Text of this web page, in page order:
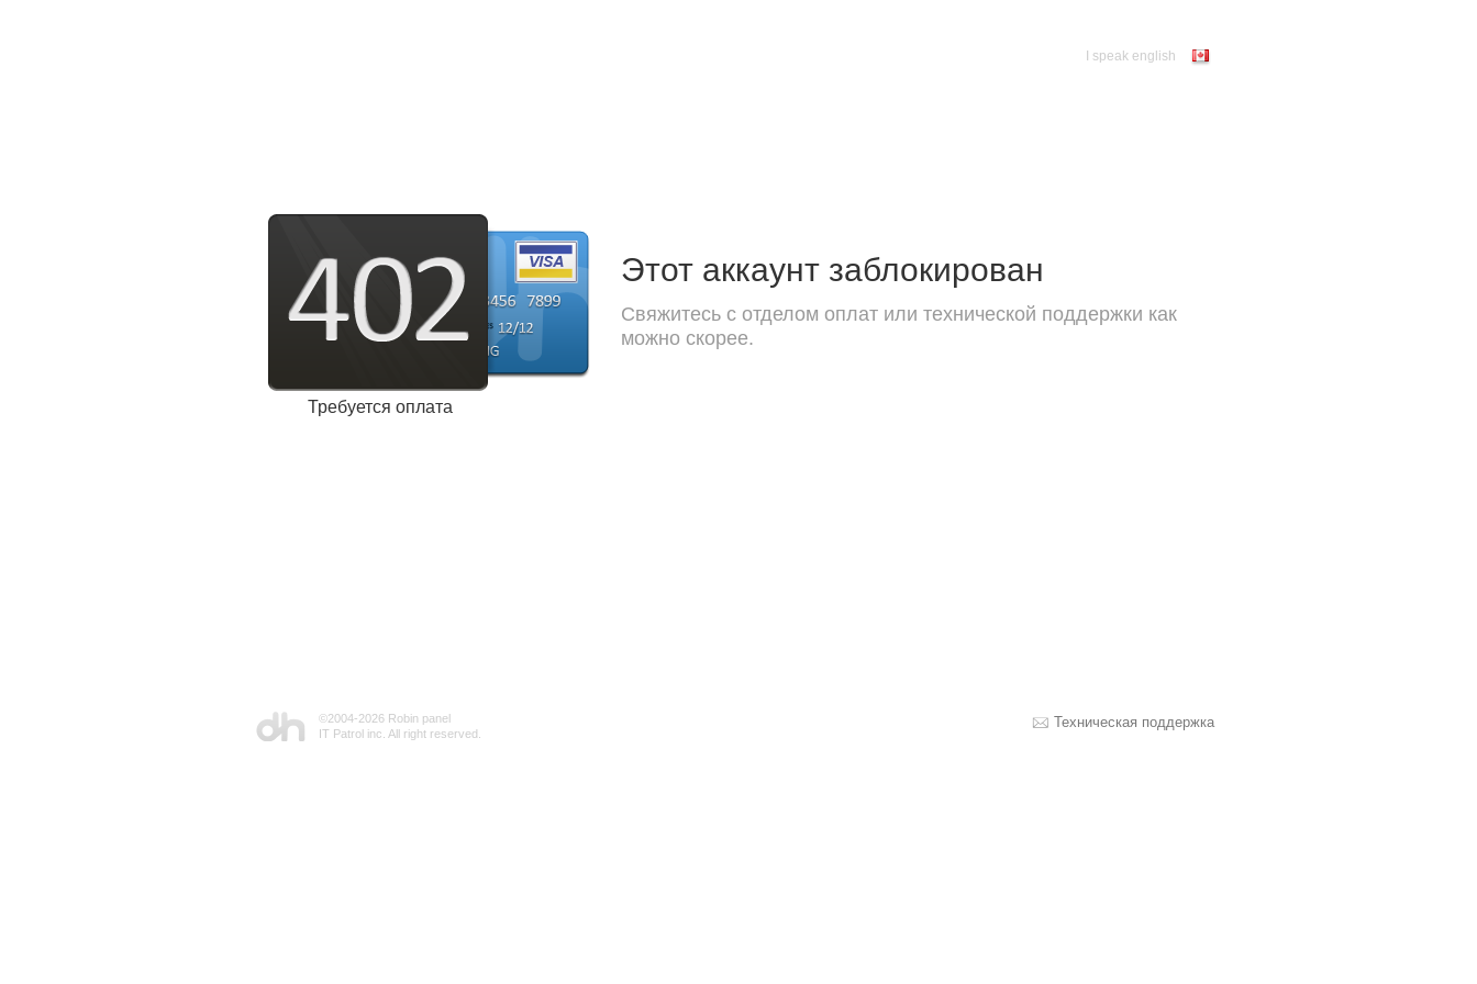
I speak english
Требуется оплата
Этот аккаунт заблокирован
Свяжитесь с отделом оплат или технической поддержки как
можно скорее.
Техническая поддержка
©2004-2026 Robin panel
IT Patrol inc. All right reserved.